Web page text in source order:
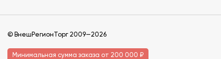
© ВнешРегионТорг 2009—2026
Минимальная сумма заказа от 200 000 ₽